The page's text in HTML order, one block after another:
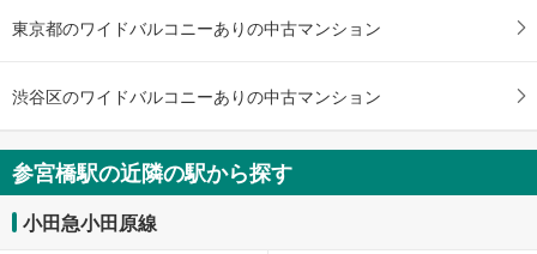
け
・
件
を
マ
イ
東京都のワイドバルコニーありの中古マンション
渋谷区のワイドバルコニーありの中古マンション
参宮橋駅の近隣の駅から探す
小田急小田原線